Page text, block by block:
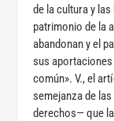
de la cultura y
patrimonio de la
abandonan y el
sus
común». V., el
semejanza de
derechos— que